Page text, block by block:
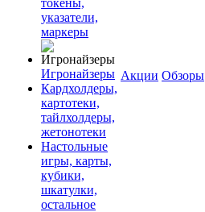
указатели,
маркеры
Игронайзеры
Кардхолдеры,
картотеки,
тайлхолдеры,
жетонотеки
Настольные
игры, карты,
кубики,
шкатулки,
остальное
Акции Обзоры